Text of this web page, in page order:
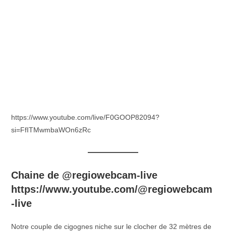
https://www.youtube.com/live/F0GOOP82094?
si=FfITMwmbaWOn6zRc
Chaine de @regiowebcam-live
https://www.youtube.com/@regiowebcam
-live
Notre couple de cigognes niche sur le clocher de 32 mètres de